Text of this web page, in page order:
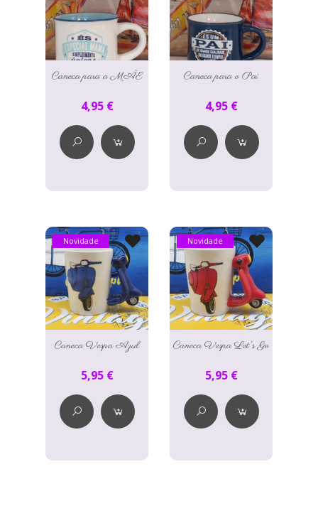
Caneca para a MÃE
4,95 €
Caneca para o Pai
4,95 €
Novidade
Caneca Vespa Azul
5,95 €
Novidade
Caneca Vespa Let's Go
5,95 €